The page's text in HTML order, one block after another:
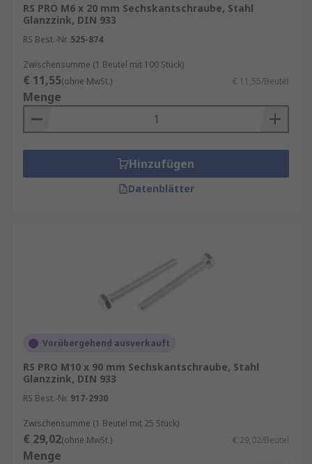
Schrauben sicher anzubringen, ohne sie zu
überdrehen oder zu beschädigen.
Verwendung von Sechskantschrauben immer die
erforderliche Schutzausrüstung und beachten Sie
die Sicherheitsrichtlinien.
RS PRO M6 x 20 mm Sechskantschraube, Stahl
Glanzzink, DIN 933
RS Best.-Nr. 525-874
Zwischensumme (1 Beutel mit 100 Stück)
€ 11,55(ohne MwSt.) € 11,55/Beutel
Menge
Hinzufügen
Datenblätter
Vorübergehend ausverkauft
RS PRO M10 x 90 mm Sechskantschraube, Stahl
Glanzzink, DIN 933
RS Best.-Nr. 917-2930
Zwischensumme (1 Beutel mit 25 Stück)
€ 29,02(ohne MwSt.) € 29,02/Beutel
Menge